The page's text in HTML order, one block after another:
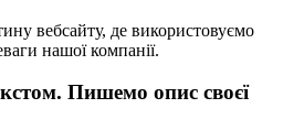
вебсайту, де використовуємо
нашої компанії.
Пишемо опис своєї